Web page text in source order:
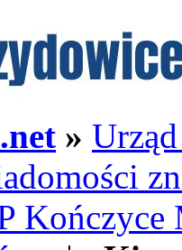
»
Kończyce